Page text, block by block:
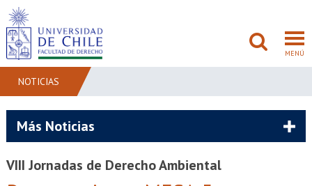
MENÚ
NOTICIAS
Más Noticias
VIII Jornadas de Derecho Ambiental